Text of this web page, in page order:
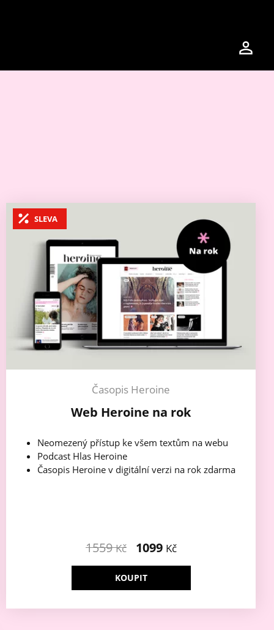
SLEVA
Časopis Heroine
Web Heroine na rok
Neomezený přístup ke všem textům na webu
Podcast Hlas Heroine
Časopis Heroine v digitální verzi na rok zdarma
1559Kč 1099 Kč
KOUPIT